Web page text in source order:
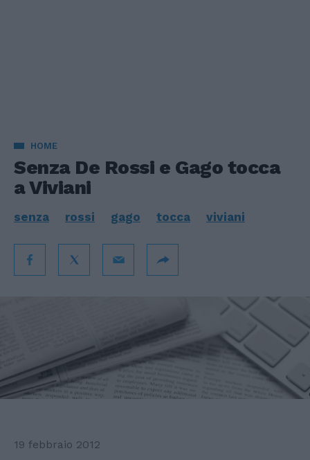
HOME
Senza De Rossi e Gago tocca
a Viviani
senza rossi gago tocca viviani
19 febbraio 2012